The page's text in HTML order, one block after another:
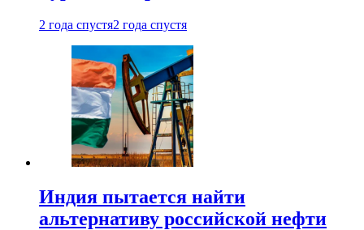
2 года спустя2 года спустя
Индия пытается найти
альтернативу российской нефти